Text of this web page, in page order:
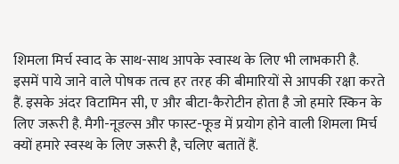
शिमला मिर्च स्वाद के साथ-साथ आपके स्वास्थ के लिए भी लाभकारी है.
इसमें पाये जाने वाले पोषक तत्व हर तरह की बीमारियों से आपकी रक्षा करते
हैं. इसके अंदर विटामिन सी,ए और बीटा-कैरोटीन होता है जो हमारे स्किन के
लिए जरूरी है. मैगी-नूडल्स और फास्ट-फूड में प्रयोग होने वाली शिमला मिर्च
क्यों हमारे स्वस्थ के लिए जरूरी है,चलिए बतातें हैं.